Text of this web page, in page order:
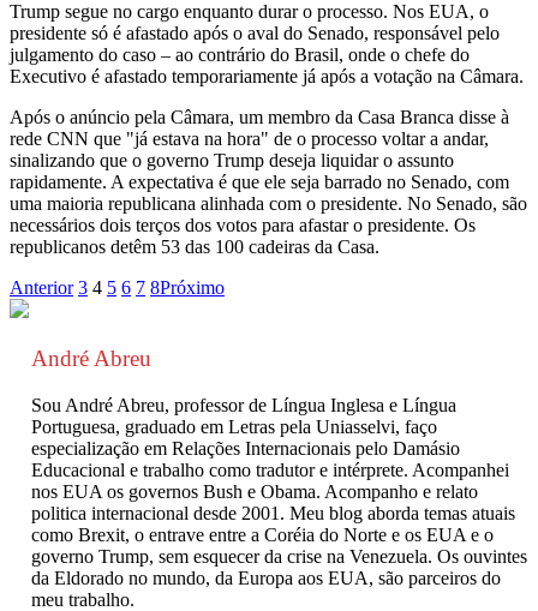
Trump segue no cargo enquanto durar o processo. Nos EUA, o
presidente só é afastado após o aval do Senado, responsável pelo
julgamento do caso – ao contrário do Brasil, onde o chefe do
Executivo é afastado temporariamente já após a votação na Câmara.
Após o anúncio pela Câmara, um membro da Casa Branca disse à
rede CNN que "já estava na hora" de o processo voltar a andar,
sinalizando que o governo Trump deseja liquidar o assunto
rapidamente. A expectativa é que ele seja barrado no Senado, com
uma maioria republicana alinhada com o presidente. No Senado, são
necessários dois terços dos votos para afastar o presidente. Os
republicanos detêm 53 das 100 cadeiras da Casa.
Anterior 3 4 5 6 7 8Próximo
André Abreu
Sou André Abreu, professor de Língua Inglesa e Língua
Portuguesa, graduado em Letras pela Uniasselvi, faço
especialização em Relações Internacionais pelo Damásio
Educacional e trabalho como tradutor e intérprete. Acompanhei
nos EUA os governos Bush e Obama. Acompanho e relato
politica internacional desde 2001. Meu blog aborda temas atuais
como Brexit, o entrave entre a Coréia do Norte e os EUA e o
governo Trump, sem esquecer da crise na Venezuela. Os ouvintes
da Eldorado no mundo, da Europa aos EUA, são parceiros do
meu trabalho.